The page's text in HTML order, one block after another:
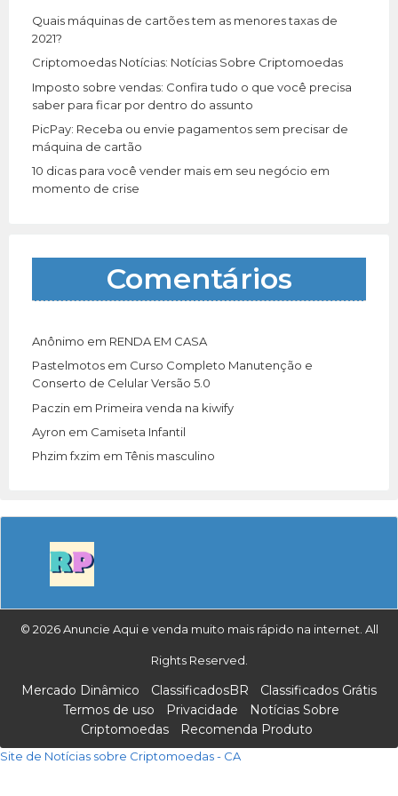
r
:
Quais máquinas de cartões tem as menores taxas de
2021?
Criptomoedas Notícias: Notícias Sobre Criptomoedas
Imposto sobre vendas: Confira tudo o que você precisa
saber para ficar por dentro do assunto
PicPay: Receba ou envie pagamentos sem precisar de
máquina de cartão
10 dicas para você vender mais em seu negócio em
momento de crise
Comentários
Anônimo em RENDA EM CASA
Pastelmotos em Curso Completo Manutenção e
Conserto de Celular Versão 5.0
Paczin em Primeira venda na kiwify
Ayron em Camiseta Infantil
Phzim fxzim emTênis masculino
© 2026 Anuncie Aqui e venda muito mais rápido na internet. All
Rights Reserved.
Mercado Dinâmico ClassificadosBR
Classificados Grátis
Termos de uso
Privacidade
Notícias Sobre
Criptomoedas
Recomenda Produto
Site de Notícias sobre Criptomoedas - CA